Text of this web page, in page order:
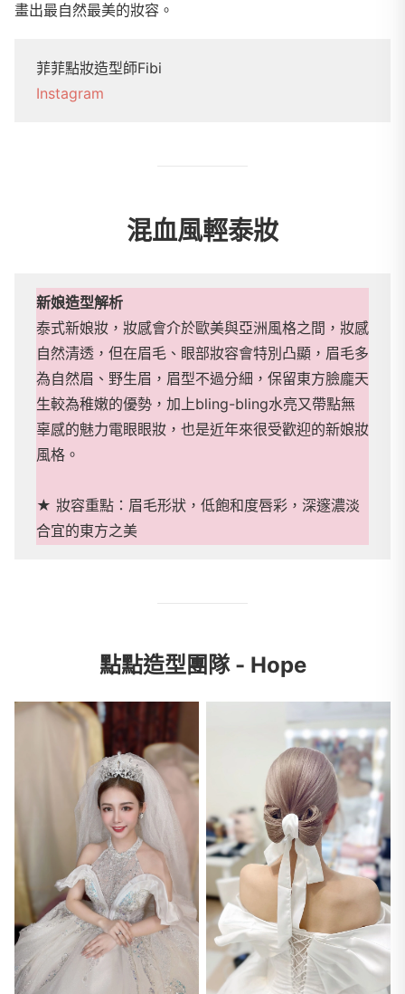
畫出最自然最美的妝容。
菲菲點妝造型師Fibi
Instagram
混血風輕泰妝
新娘造型解析
泰式新娘妝，妝感會介於歐美與亞洲風格之間，妝感
自然清透，但在眉毛、眼部妝容會特別凸顯，眉毛多
為自然眉、野生眉，眉型不過分細，保留東方臉龐天
生較為稚嫩的優勢，加上bling-bling水亮又帶點無
辜感的魅力電眼眼妝，也是近年來很受歡迎的新娘妝
風格。
★ 妝容重點：眉毛形狀，低飽和度唇彩，深邃濃淡
合宜的東方之美
點點造型團隊 - Hope